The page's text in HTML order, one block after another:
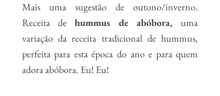
Mais uma sugestão de outono/inverno.
Receita dehummus de abóbora,uma
variação da receita tradicional de hummus,
perfeita para esta época do ano e para quem
adora abóbora. Eu! Eu!